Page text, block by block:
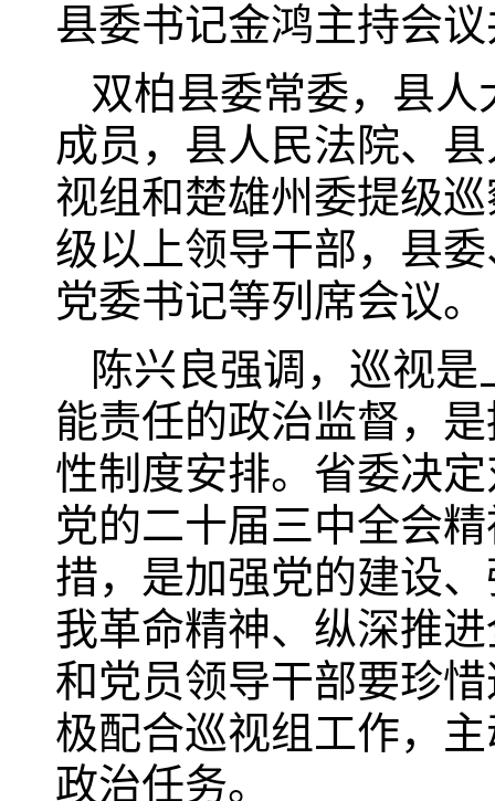
县委书记金鸿主持会
双柏县委常委，县
成员，县人民法院、
视组和楚雄州委提级
级以上领导干部，县
党委书记等列席会议。
陈兴良强调，巡视
能责任的政治监督，
性制度安排。省委决
党的二十届三中全会
措，是加强党的建设
我革命精神、纵深推
和党员领导干部要珍
极配合巡视组工作，
政治任务。